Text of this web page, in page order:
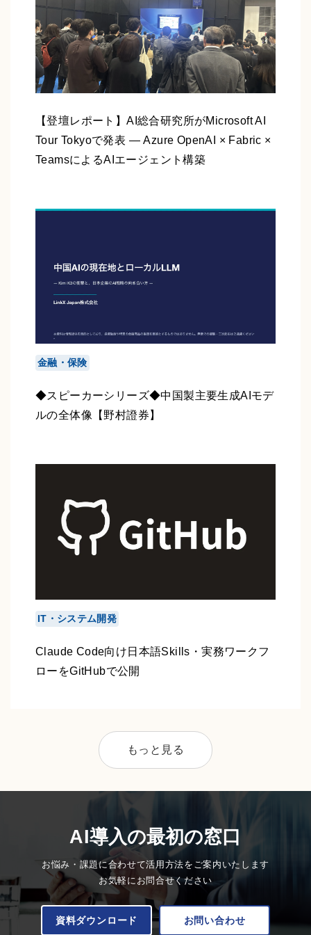
【登壇レポート】AI総合研究所がMicrosoft AI
Tour Tokyoで発表 ― Azure OpenAI × Fabric ×
TeamsによるAIエージェント構築
金融・保険
◆スピーカーシリーズ◆中国製主要生成AIモデ
ルの全体像【野村證券】
IT・システム開発
Claude Code向け日本語Skills・実務ワークフ
ローをGitHubで公開
もっと見る
AI導入の最初の窓口
お悩み・課題に合わせて活用方法をご案内いたします
お気軽にお問合せください
資料ダウンロード お問い合わせ